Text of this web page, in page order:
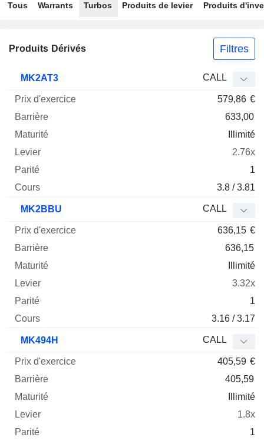
Tous Warrants Turbos Produits de levier Produits
Produits Dérivés Filtres
Mnemo Type
MK2AT3 CALL
579,86 €
633,00
Illimité
2.76x
1
3.8 / 3.81
MK2BBU CALL
636,15 €
636,15
Illimité
3.32x
1
3.16 / 3.17
MK494H CALL
405,59 €
405,59
Illimité
1.8x
1